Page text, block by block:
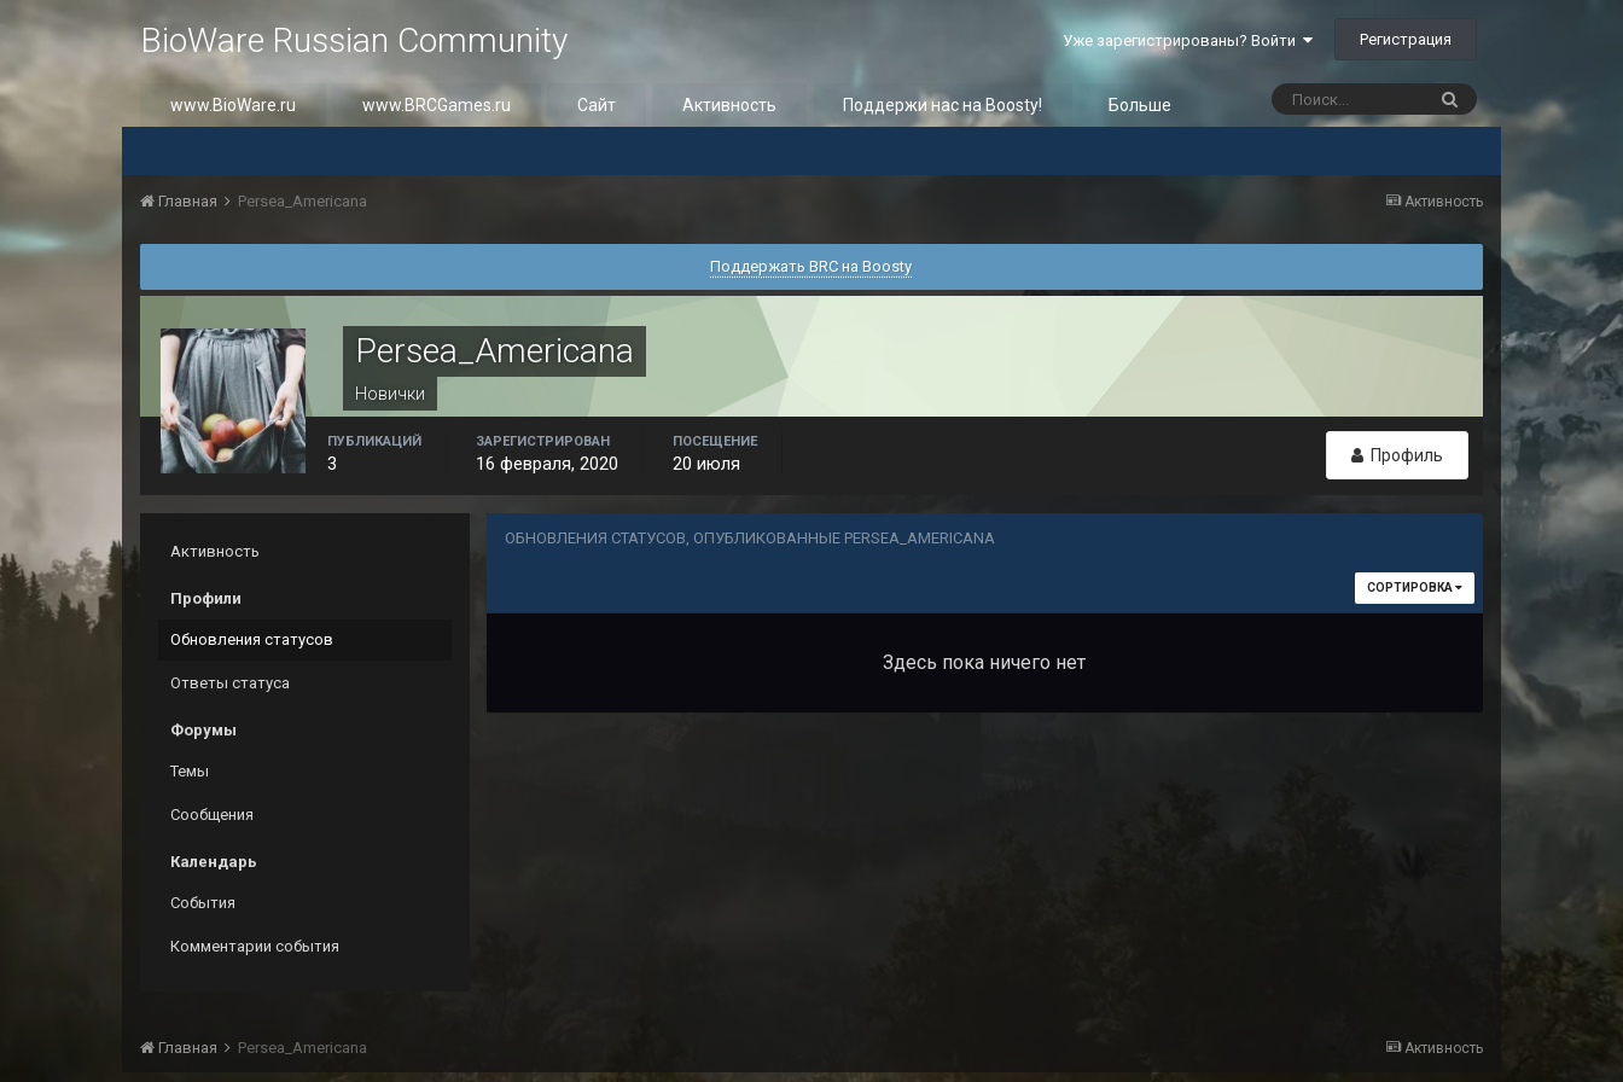
BioWare Russian Community Уже зарегистрированы? Войти Регистрация
www.BioWare.ru www.BRCGames.ru Сайт Активность Поддержи нас на Boosty! Больше
Активность
Главная Persea_Americana
Поддержать BRC на Boosty
Persea_Americana
Новички
Профиль
ПУБЛИКАЦИЙ
3
ЗАРЕГИСТРИРОВАН
16 февраля, 2020
ПОСЕЩЕНИЕ
20 июля
Активность
Профили
Обновления статусов
Ответы статуса
Форумы
Темы
Сообщения
Календарь
События
Комментарии события
ОБНОВЛЕНИЯ СТАТУСОВ, ОПУБЛИКОВАННЫЕ PERSEA_AMERICANA
СОРТИРОВКА
Здесь пока ничего нет
Активность
Главная Persea_Americana